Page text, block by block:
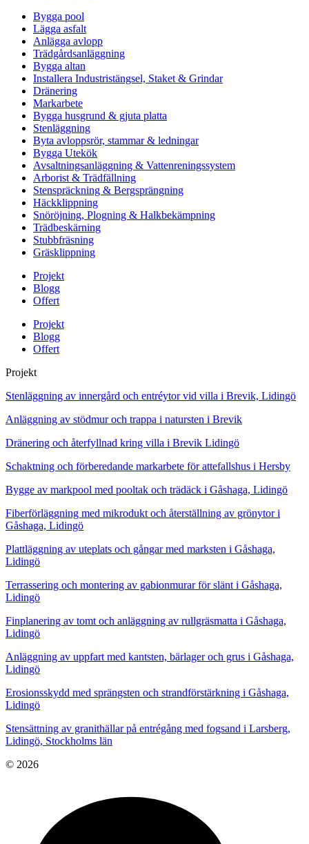
Bygga pool
Lägga asfalt
Anlägga avlopp
Trädgårdsanläggning
Bygga altan
Installera Industristängsel, Staket & Grindar
Dränering
Markarbete
Bygga husgrund & gjuta platta
Stenläggning
Byta avloppsrör, stammar & ledningar
Bygga Utekök
Avsaltningsanläggning & Vattenreningssystem
Arborist & Trädfällning
Stenspräckning & Bergsprängning
Häckklippning
Snöröjning, Plogning & Halkbekämpning
Trädbeskärning
Stubbfräsning
Gräsklippning
Projekt
Blogg
Offert
Projekt
Blogg
Offert
Projekt
Stenläggning av innergård och entréytor vid villa i Brevik, Lidingö
Anläggning av stödmur och trappa i natursten i Brevik
Dränering och återfyllnad kring villa i Brevik Lidingö
Schaktning och förberedande markarbete för attefallshus i Hersby
Bygge av markpool med pooltak och trädäck i Gåshaga, Lidingö
Fiberförläggning med mikrodukt och återställning av grönytor i
Gåshaga, Lidingö
Plattläggning av uteplats och gångar med marksten i Gåshaga,
Lidingö
Terrassering och montering av gabionmurar för slänt i Gåshaga,
Lidingö
Finplanering av tomt och anläggning av rullgräsmatta i Gåshaga,
Lidingö
Anläggning av uppfart med kantsten, bärlager och grus i Gåshaga,
Lidingö
Erosionsskydd med sprängsten och strandförstärkning i Gåshaga,
Lidingö
Stensättning av granithällar på entrégång med fogsand i Larsberg,
Lidingö, Stockholms län
© 2026